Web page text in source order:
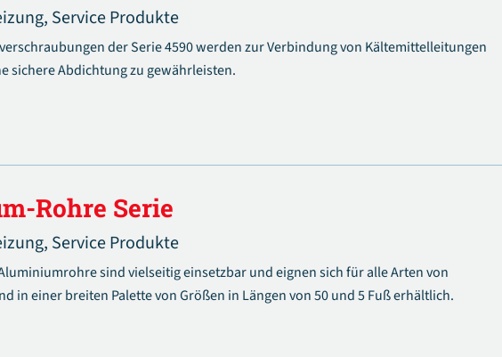
Service Produkte
der Serie 4590 werden zur Verbindung von Kältemittelleitungen
sichere Abdichtung zu gewährleisten.
Rohre Serie
Service Produkte
sind vielseitig einsetzbar und eignen sich für alle Arten von
in einer breiten Palette von Größen in Längen von 50 und 5 Fuß erhältlich.